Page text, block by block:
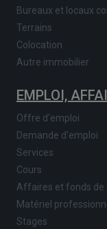
Bureaux et locaux
Terrains
Colocation
Autre immobilier
EMPLOI,
Offre d'emploi
Demande d'emploi
Services
Cours
Affaires et fonds de
Matériel
Stages